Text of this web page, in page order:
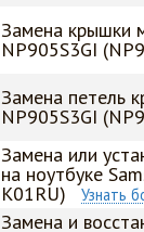
Замена крышки
NP905S3GI
Замена петель
NP905S3GI
Замена или
на ноутбуке
K01RU) Узнать
Замена и